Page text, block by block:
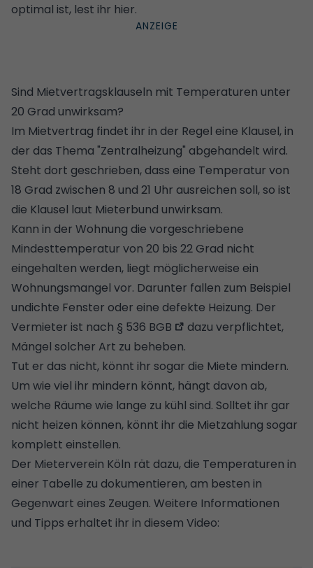
optimal ist, lest ihr hier.
Sind Mietvertragsklauseln mit Temperaturen unter
20 Grad unwirksam?
Im Mietvertrag findet ihr in der Regel eine Klausel, in
der das Thema "Zentralheizung" abgehandelt wird.
Steht dort geschrieben, dass eine Temperatur von
18 Grad zwischen 8 und 21 Uhr ausreichen soll, so ist
die Klausel laut Mieterbund unwirksam.
Kann in der Wohnung die vorgeschriebene
Mindesttemperatur von 20 bis 22 Grad nicht
eingehalten werden, liegt möglicherweise ein
Wohnungsmangel vor. Darunter fallen zum Beispiel
undichte Fenster oder eine defekte Heizung. Der
Vermieter ist nach § 536 BGB
dazu verpflichtet,
Mängel solcher Art zu beheben.
Tut er das nicht, könnt ihr sogar die Miete mindern.
Um wie viel ihr mindern könnt, hängt davon ab,
welche Räume wie lange zu kühl sind. Solltet ihr gar
nicht heizen können, könnt ihr die Mietzahlung sogar
komplett einstellen.
Der Mieterverein Köln rät dazu, die Temperaturen in
einer Tabelle zu dokumentieren, am besten in
Gegenwart eines Zeugen. Weitere Informationen
und Tipps erhaltet ihr in diesem Video: